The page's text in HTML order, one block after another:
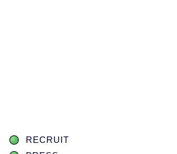
RECRUIT